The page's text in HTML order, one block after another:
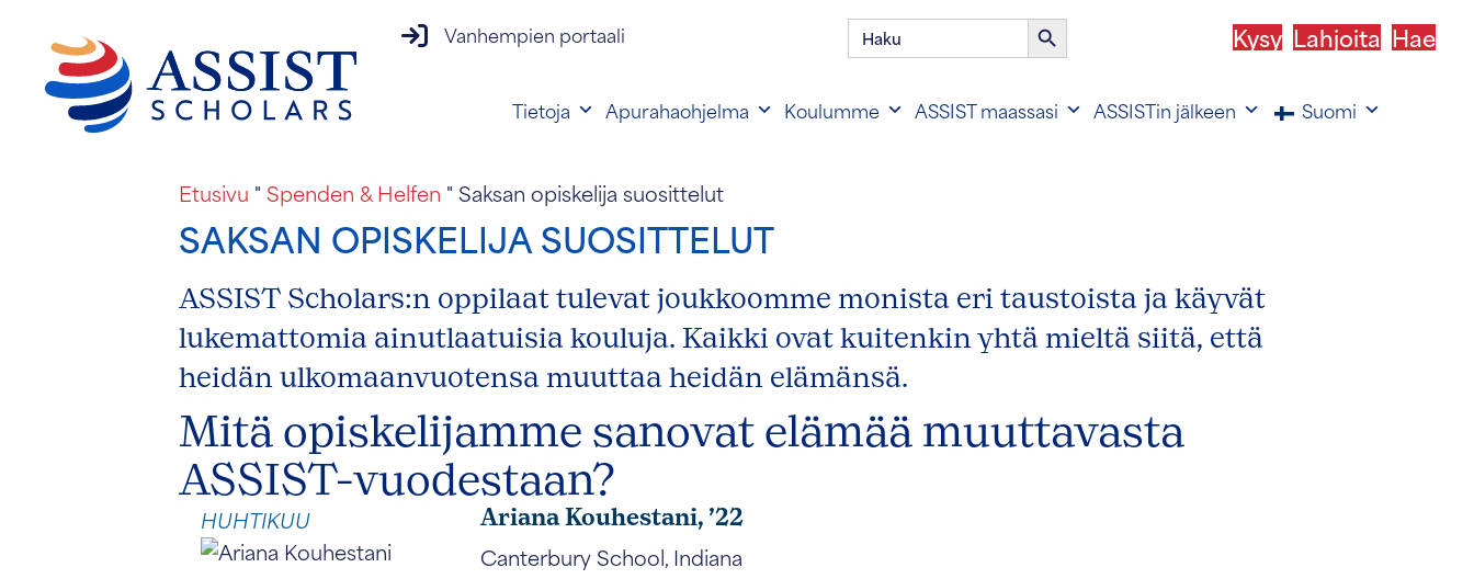
vanhempien portaalin kirjautuminen
Vanhempien portaali Hae: Haku-
painike
Kysy Lahjoita Hae
Tietoja Apurahaohjelma Koulumme ASSIST maassasi ASSISTin jälkeen Suomi
Etusivu " Spenden & Helfen " Saksan opiskelija suosittelut
SAKSAN OPISKELIJA SUOSITTELUT
ASSIST Scholars:n oppilaat tulevat joukkoomme monista eri taustoista ja käyvät
lukemattomia ainutlaatuisia kouluja. Kaikki ovat kuitenkin yhtä mieltä siitä, että
heidän ulkomaanvuotensa muuttaa heidän elämänsä.
Mitä opiskelijamme sanovat elämää muuttavasta
ASSIST-vuodestaan?
HUHTIKUU Ariana Kouhestani, ’22
Canterbury School, Indiana